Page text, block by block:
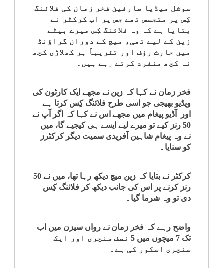
سوشل میڈیا صارفین فخر زمان کی فلائنگ
کِس پر متجسس تھے جس پر اب کرکٹر نے
بتایا ہے کہ وہ فلائنگ کِس میرے بیٹے
زین کے لیے تھی، میچ کے دوران گراؤنڈ
میں حارث رؤف اور تقریباً ہر کھلاڑی کچھ
نہ کچھ منفرد کرتے رہے ہیں۔
فخر زمان نے کہا کہ زین نے مجھے ایک کارٹون کی
ویڈیو بھیجی جو اسی طرح فلائنگ کِس کرتا ہے
اور آڈیو پیغام میں مجھے اس نے کہا کہ اگر آپ نے
50 رنز کیے تو میرے لیے ایسے ہی کیجیے گا، میں
نے وہ پیغام شاہین آفریدی سمیت دیگر کرکٹرز
کو سنایا۔
کرکٹر نے بتایا کہ زین میچ دیکھ رہا تھا، میں نے 50
رنز کرنے پر اس کی جانب دیکھ کر فلائنگ کِس
دی تو وہ شرما گیا۔
واضح رہے کہ فخر زمان نے رواں سیزن میں اب
تک 7 میچوں میں 5 نصف سنچری اور ایک
سنچری اسکور کی ہے۔